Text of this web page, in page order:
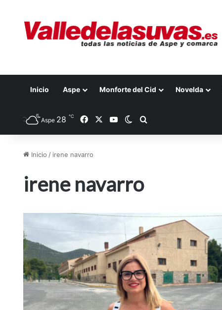
Inicio Aspe Monforte del Cid Novelda
Aspe 28 ℃ FacebookYouTubeSwitch skin
Inicio / irene navarro
irene navarro